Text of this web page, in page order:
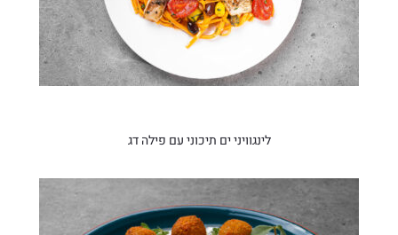
לינגוויני ים תיכוני עם פילה דג